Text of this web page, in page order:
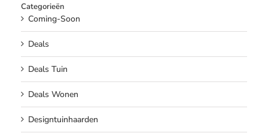
Categorieën
Coming-Soon
Deals
Deals Tuin
Deals Wonen
Designtuinhaarden